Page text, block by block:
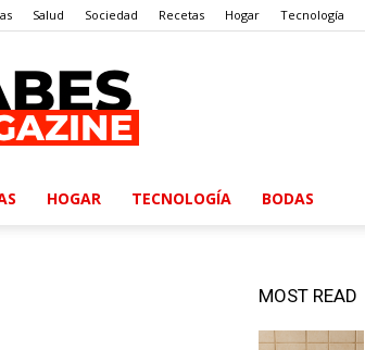
Salud Sociedad Recetas Hogar Tecnología
HOGAR TECNOLOGÍA BODAS
MOST READ